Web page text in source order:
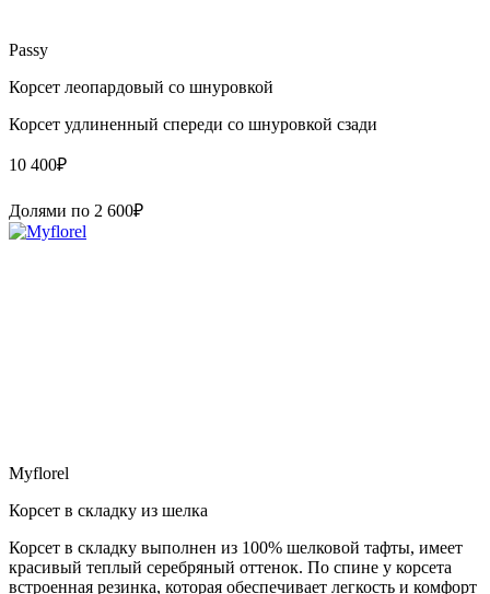
Passy
Корсет леопардовый со шнуровкой
Корсет удлиненный спереди со шнуровкой сзади
10 400₽
Долями по 2 600₽
Myflorel
Корсет в складку из шелка
Корсет в складку выполнен из 100% шелковой тафты, имеет
красивый теплый серебряный оттенок. По спине у корсета
встроенная резинка, которая обеспечивает легкость и комфорт